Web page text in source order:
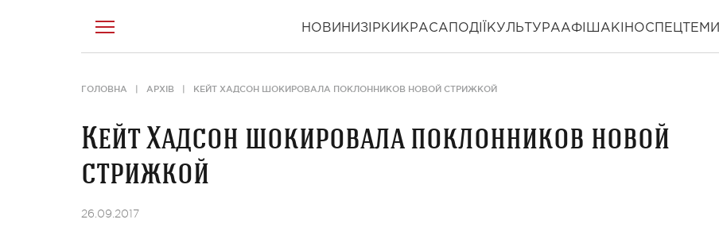
НОВИНИ ЗІРКИ КРАСА ПОДІЇ КУЛЬТУРААФІША КІНОСПЕЦТЕМИ
ГОЛОВНА АРХІВ КЕЙТ ХАДСОН ШОКИРОВАЛА ПОКЛОННИКОВ НОВОЙ СТРИЖКОЙ
Кейт Хадсон шокировала поклонников новой
стрижкой
26.09.2017